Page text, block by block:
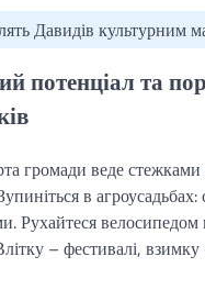
Давидів культурним
потенціал та
громади веде стежками
в
Рухайтеся
– фестивалі, взимку